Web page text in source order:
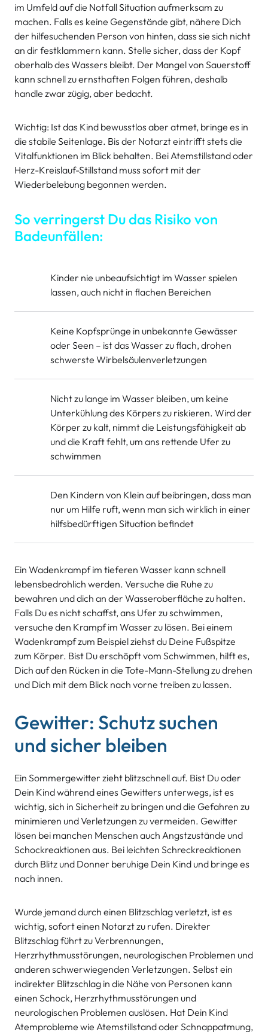
im Umfeld auf die Notfall Situation aufmerksam zu
machen. Falls es keine Gegenstände gibt, nähere Dich
der hilfesuchenden Person von hinten, dass sie sich nicht
an dir festklammern kann. Stelle sicher, dass der Kopf
oberhalb des Wassers bleibt. Der Mangel von Sauerstoff
kann schnell zu ernsthaften Folgen führen, deshalb
handle zwar zügig, aber bedacht.
Wichtig: Ist das Kind bewusstlos aber atmet, bringe es in
die stabile Seitenlage. Bis der Notarzt eintrifft stets die
Vitalfunktionen im Blick behalten. Bei Atemstillstand oder
Herz-Kreislauf-Stillstand muss sofort mit der
Wiederbelebung begonnen werden.
So verringerst Du das Risiko von
Badeunfällen:
Kinder nie unbeaufsichtigt im Wasser spielen
lassen, auch nicht in flachen Bereichen
Keine Kopfsprünge in unbekannte Gewässer
oder Seen – ist das Wasser zu flach, drohen
schwerste Wirbelsäulenverletzungen
Nicht zu lange im Wasser bleiben, um keine
Unterkühlung des Körpers zu riskieren. Wird der
Körper zu kalt, nimmt die Leistungsfähigkeit ab
und die Kraft fehlt, um ans rettende Ufer zu
schwimmen
Den Kindern von Klein auf beibringen, dass man
nur um Hilfe ruft, wenn man sich wirklich in einer
hilfsbedürftigen Situation befindet
Ein Wadenkrampf im tieferen Wasser kann schnell
lebensbedrohlich werden. Versuche die Ruhe zu
bewahren und dich an der Wasseroberfläche zu halten.
Falls Du es nicht schaffst, ans Ufer zu schwimmen,
versuche den Krampf im Wasser zu lösen. Bei einem
Wadenkrampf zum Beispiel ziehst du Deine Fußspitze
zum Körper. Bist Du erschöpft vom Schwimmen, hilft es,
Dich auf den Rücken in die Tote-Mann-Stellung zu drehen
und Dich mit dem Blick nach vorne treiben zu lassen.
Gewitter: Schutz suchen
und sicher bleiben
Ein Sommergewitter zieht blitzschnell auf. Bist Du oder
Dein Kind während eines Gewitters unterwegs, ist es
wichtig, sich in Sicherheit zu bringen und die Gefahren zu
minimieren und Verletzungen zu vermeiden. Gewitter
lösen bei manchen Menschen auch Angstzustände und
Schockreaktionen aus. Bei leichten Schreckreaktionen
durch Blitz und Donner beruhige Dein Kind und bringe es
nach innen.
Wurde jemand durch einen Blitzschlag verletzt, ist es
wichtig, sofort einen Notarzt zu rufen. Direkter
Blitzschlag führt zu Verbrennungen,
Herzrhythmusstörungen, neurologischen Problemen und
anderen schwerwiegenden Verletzungen. Selbst ein
indirekter Blitzschlag in die Nähe von Personen kann
einen Schock, Herzrhythmusstörungen und
neurologischen Problemen auslösen. Hat Dein Kind
Atemprobleme wie Atemstillstand oder Schnappatmung,